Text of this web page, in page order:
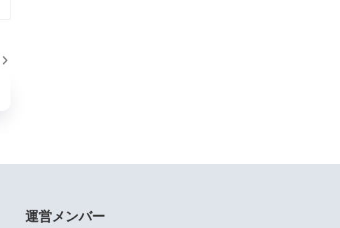
運営メンバー